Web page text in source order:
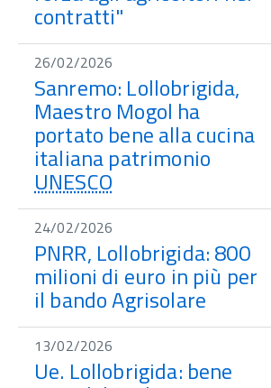
contratti"
26/02/2026
Sanremo: Lollobrigida,
Maestro Mogol ha
portato bene alla cucina
italiana patrimonio
UNESCO
24/02/2026
PNRR, Lollobrigida: 800
milioni di euro in più per
il bando Agrisolare
13/02/2026
Ue. Lollobrigida: bene